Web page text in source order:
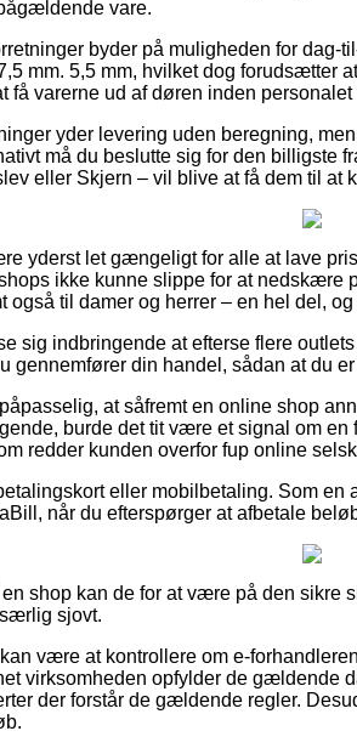
vare.
byder på muligheden for dag-
mm. 5,5 mm, hvilket dog forudsætter
få varerne ud af døren inden personalet
yder levering uden beregning,
må du beslutte sig for den billigste
eller Skjern – vil blive at få dem til at
yderst let gængeligt for alle at lave
ikke kunne slippe for at nedskære
også til damer og herrer – en hel del,
sig indbringende at efterse flere
gennemfører din handel, sådan at du
at såfremt en online shop
burde det tit være et signal om
redder kunden overfor fup online
eller mobilbetaling. Som en
når du efterspørger at afbetale
shop kan de for at være på den sikre
sjovt.
være at kontrollere om e-
virksomheden opfylder de gældende
der forstår de gældende regler.